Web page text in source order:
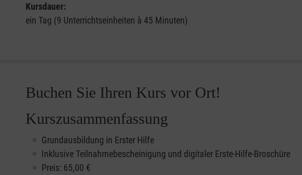
Kursdauer:
ein Tag (9 Unterrichtseinheiten à 45 Minuten)
Buchen Sie Ihren Kurs vor Ort!
Kurszusammenfassung
Grundausbildung in Erster Hilfe
Inklusive Teilnahmebescheinigung und digitaler Erste-Hilfe-Broschüre
Preis: 65,00 €